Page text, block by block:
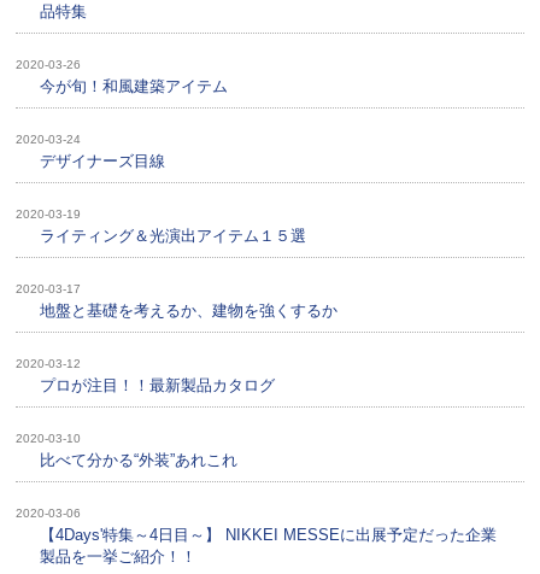
品特集
2020-03-26
今が旬！和風建築アイテム
2020-03-24
デザイナーズ目線
2020-03-19
ライティング＆光演出アイテム１５選
2020-03-17
地盤と基礎を考えるか、建物を強くするか
2020-03-12
プロが注目！！最新製品カタログ
2020-03-10
比べて分かる“外装”あれこれ
2020-03-06
【4Days'特集～4日目～】 NIKKEI MESSEに出展予定だった企業
製品を一挙ご紹介！！